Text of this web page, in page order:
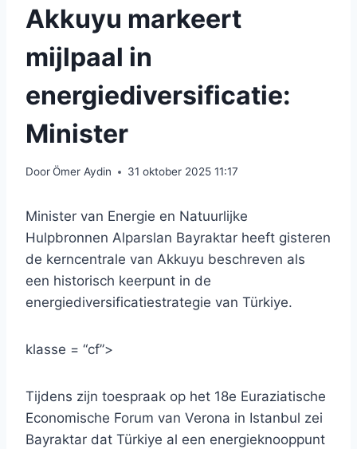
Akkuyu markeert
mijlpaal in
energiediversificatie:
Minister
DoorÖmer Aydin 31 oktober 2025 11:17
Minister van Energie en Natuurlijke
Hulpbronnen Alparslan Bayraktar heeft gisteren
de kerncentrale van Akkuyu beschreven als
een historisch keerpunt in de
energiediversificatiestrategie van Türkiye.
klasse = “cf”>
Tijdens zijn toespraak op het 18e Euraziatische
Economische Forum van Verona in Istanbul zei
Bayraktar dat Türkiye al een energieknooppunt